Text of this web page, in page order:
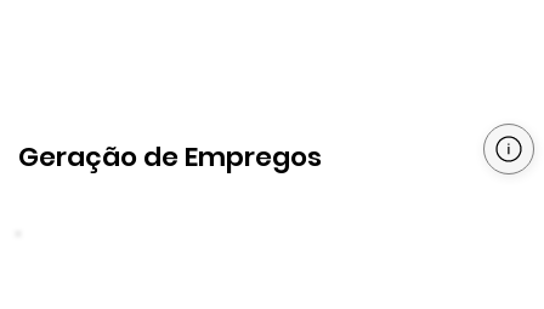
Geração de Empregos